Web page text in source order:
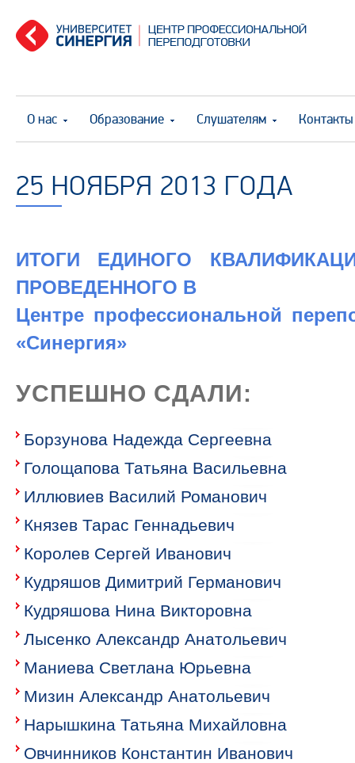
О нас Образование Слушателям Контакты
25 НОЯБРЯ 2013 ГОДА
ИТОГИ ЕДИНОГО
ПРОВЕДЕННОГО В
Центре профессиональной
«Синергия»
УСПЕШНО СДАЛИ:
Борзунова Надежда Сергеевна
Голощапова Татьяна Васильевна
Иллювиев Василий Романович
Князев Тарас Геннадьевич
Королев Сергей Иванович
Кудряшов Димитрий Германович
Кудряшова Нина Викторовна
Лысенко Александр Анатольевич
Маниева Светлана Юрьевна
Мизин Александр Анатольевич
Нарышкина Татьяна Михайловна
Овчинников Константин Иванович